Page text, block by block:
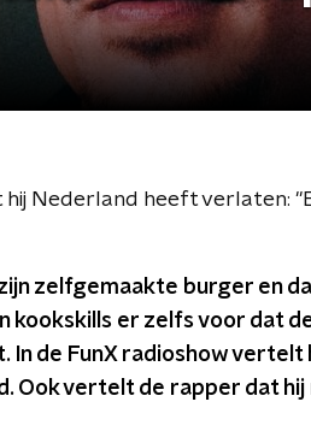
Nederland heeft verlaten:
zelfgemaakte burger en
kookskills er zelfs voor dat
de FunX radioshow vertelt
Ook vertelt de rapper dat